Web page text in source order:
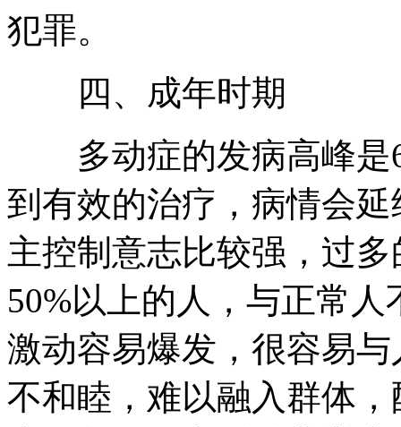
犯罪。
四、成年时期
多动症的发病高峰是6
到有效的治疗，病情会
主控制意志比较强，过
50%以上的人，与正常
激动容易爆发，很容易
不和睦，难以融入群体